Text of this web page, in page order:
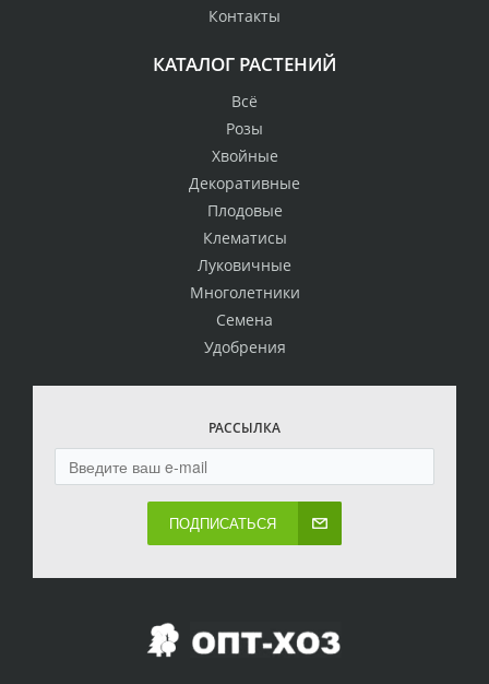
Контакты
КАТАЛОГ РАСТЕНИЙ
Всё
Розы
Хвойные
Декоративные
Плодовые
Клематисы
Луковичные
Многолетники
Семена
Удобрения
РАССЫЛКА
ПОДПИСАТЬСЯ